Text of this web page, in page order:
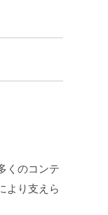
くのコンテ
より支えら